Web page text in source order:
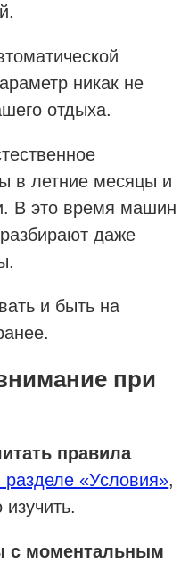
никак не
отдыха.
в летние месяцы и
В это время машин
даже
и быть на
при
правила
разделе «Условия»,
с моментальным